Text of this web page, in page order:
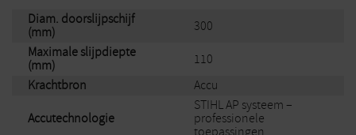
Diam. doorslijpschijf
(mm)
300
Maximale slijpdiepte
(mm)
110
Krachtbron
Accu
Accutechnologie
STIHL AP systeem –
professionele
toepassingen